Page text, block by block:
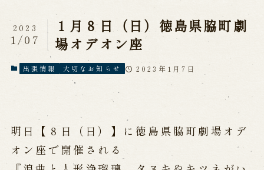
淡路人形座について
淡路人形座とは
座員紹介
人間国宝 故鶴澤友路師匠
淡路人形座の成り立ち
淡路人形座で研修した人々
淡路人形浄瑠璃を受け継いで
公演情報
公演カレンダー
開催中の公演
１月８日（日）徳島県脇町劇
場オデオン座
2023
1/07
出張情報 大切なお知らせ 2023年1月7日
明日【８日（日）】に徳島県脇町劇場オデ
オン座で開催される